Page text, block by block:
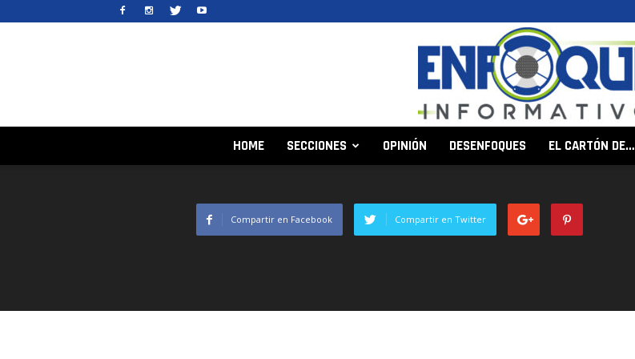
HOME SECCIONES OPINIÓN DESENFOQUES EL CARTÓN DE…
Compartir en Facebook Compartir en Twitter